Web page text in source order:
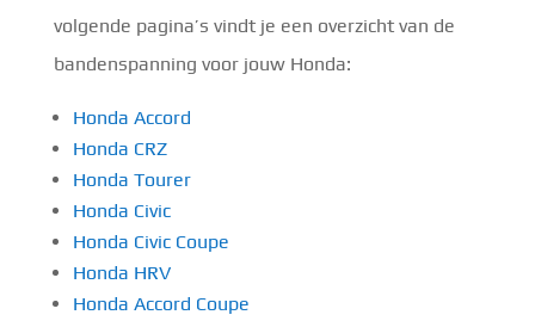
volgende pagina’s vindt je een overzicht van de
bandenspanning voor jouw Honda:
Honda Accord
Honda CRZ
Honda Tourer
Honda Civic
Honda Civic Coupe
Honda HRV
Honda Accord Coupe